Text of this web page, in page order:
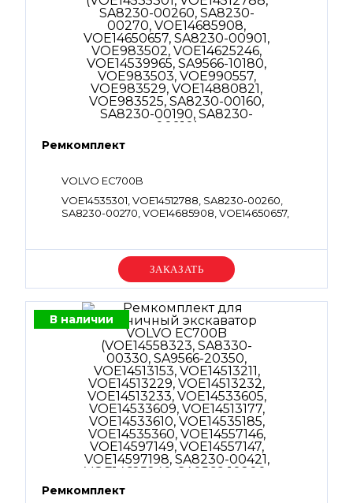
Ремкомплект
VOLVO EC700B
VOE14535301, VOE14512788, SA8230-00260,
SA8230-00270, VOE14685908, VOE14650657,
VOE990557, VOE983529, VOE14880821,
VOE983525, SA8230-00160, SA8230-00190,
SA8230-00910 Уточняйте цену
В наличии
Ремкомплект